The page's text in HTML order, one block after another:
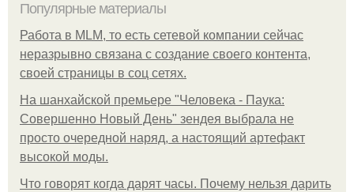
Популярные материалы
Работа в MLM, то есть сетевой компании сейчас
неразрывно связана с создание своего контента,
своей страницы в соц сетях.
На шанхайской премьере "Человека - Паука:
Совершенно Новый День" зендея выбрала не
просто очередной наряд, а настоящий артефакт
высокой моды.
Что говорят когда дарят часы. Почему нельзя дарить